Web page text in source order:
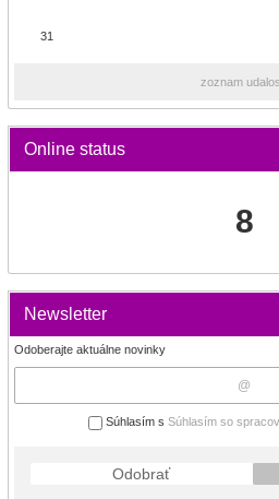
31
zoznam
Online status
8
Newsletter
Odoberajte aktuálne novinky
Súhlasím s Súhlasím so
Odobrať